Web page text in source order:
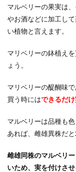
マルベリーの果実は
やお酒などに加工し
い植物と言えます。
マリベリーの鉢植え
ょう。
マリベリーの醍醐味
買う時にはできるだ
マルベリーは品種も
あれば、雌雄異株だ
雌雄同株のマルベリ
いため、実を付けさ